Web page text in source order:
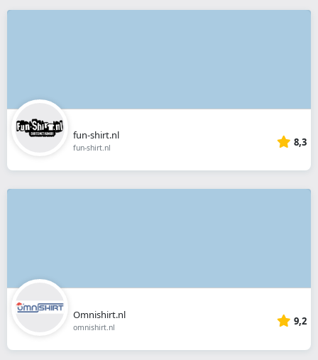
fun-shirt.nl
fun-shirt.nl 8,3
Omnishirt.nl
omnishirt.nl 9,2